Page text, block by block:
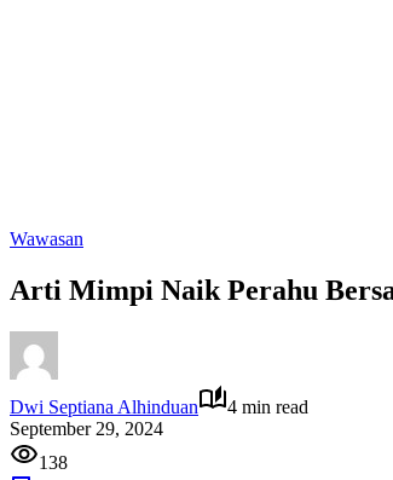
Wawasan
Arti Mimpi Naik Perahu
Dwi Septiana Alhinduan
4 min read
September 29, 2024
138